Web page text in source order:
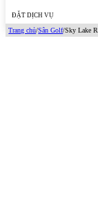
ĐẶT DỊCH VỤ
Trang chủ/Sân Golf/Sky Lake